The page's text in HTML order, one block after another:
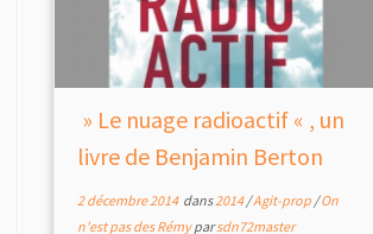
» Le nuage radioactif « , un
livre de Benjamin Berton
2 décembre 2014dans2014/Agit-prop /On
n'est pas des Rémyparsdn72master